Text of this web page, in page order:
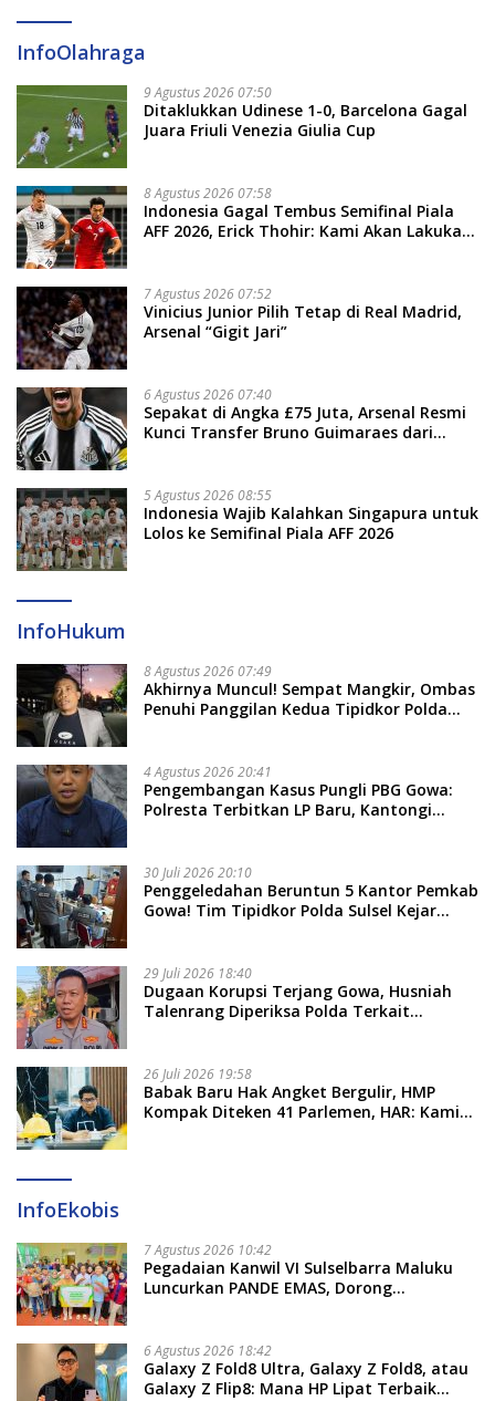
InfoOlahraga
9 Agustus 2026 07:50
Ditaklukkan Udinese 1-0, Barcelona Gagal
Juara Friuli Venezia Giulia Cup
8 Agustus 2026 07:58
Indonesia Gagal Tembus Semifinal Piala
AFF 2026, Erick Thohir: Kami Akan Lakukan
7 Agustus 2026 07:52
Vinicius Junior Pilih Tetap di Real Madrid,
Arsenal “Gigit Jari”
6 Agustus 2026 07:40
Sepakat di Angka £75 Juta, Arsenal Resmi
Kunci Transfer Bruno Guimaraes dari
5 Agustus 2026 08:55
Indonesia Wajib Kalahkan Singapura untuk
Lolos ke Semifinal Piala AFF 2026
InfoHukum
8 Agustus 2026 07:49
Akhirnya Muncul! Sempat Mangkir, Ombas
Penuhi Panggilan Kedua Tipidkor Polda
4 Agustus 2026 20:41
Pengembangan Kasus Pungli PBG Gowa:
Polresta Terbitkan LP Baru, Kantongi
30 Juli 2026 20:10
Penggeledahan Beruntun 5 Kantor Pemkab
Gowa! Tim Tipidkor Polda Sulsel Kejar
29 Juli 2026 18:40
Dugaan Korupsi Terjang Gowa, Husniah
Talenrang Diperiksa Polda Terkait
26 Juli 2026 19:58
​Babak Baru Hak Angket Bergulir, HMP
Kompak Diteken 41 Parlemen, HAR: Kami
InfoEkobis
7 Agustus 2026 10:42
Pegadaian Kanwil VI Sulselbarra Maluku
Luncurkan PANDE EMAS, Dorong
6 Agustus 2026 18:42
Galaxy Z Fold8 Ultra, Galaxy Z Fold8, atau
Galaxy Z Flip8: Mana HP Lipat Terbaik